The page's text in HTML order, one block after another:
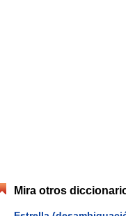
Mira otros